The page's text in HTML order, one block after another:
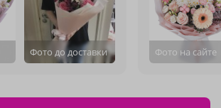
Фото до доставки Фото на сайте